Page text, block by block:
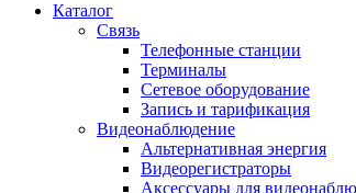
Каталог
Связь
Телефонные станции
Терминалы
Сетевое оборудование
Запись и тарификация
Видеонаблюдение
Альтернативная энергия
Видеорегистраторы
Аксессуары для